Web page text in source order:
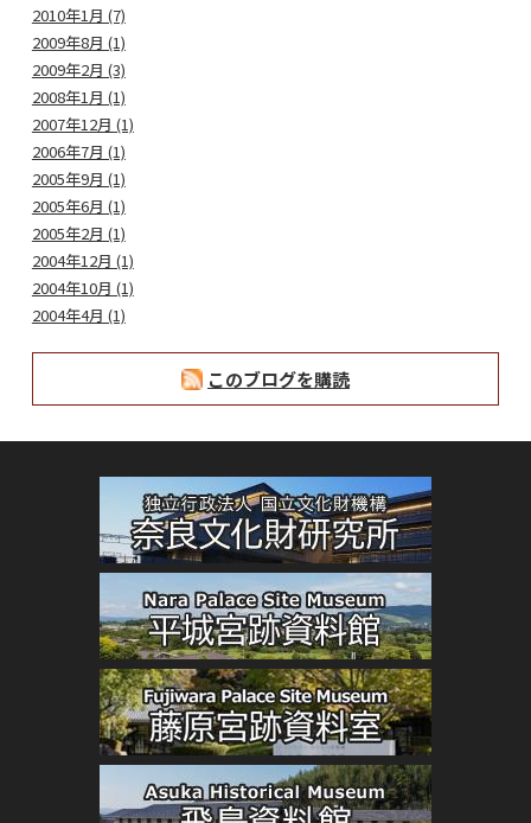
2010年1月 (7)
2009年8月 (1)
2009年2月 (3)
2008年1月 (1)
2007年12月 (1)
2006年7月 (1)
2005年9月 (1)
2005年6月 (1)
2005年2月 (1)
2004年12月 (1)
2004年10月 (1)
2004年4月 (1)
このブログを購読